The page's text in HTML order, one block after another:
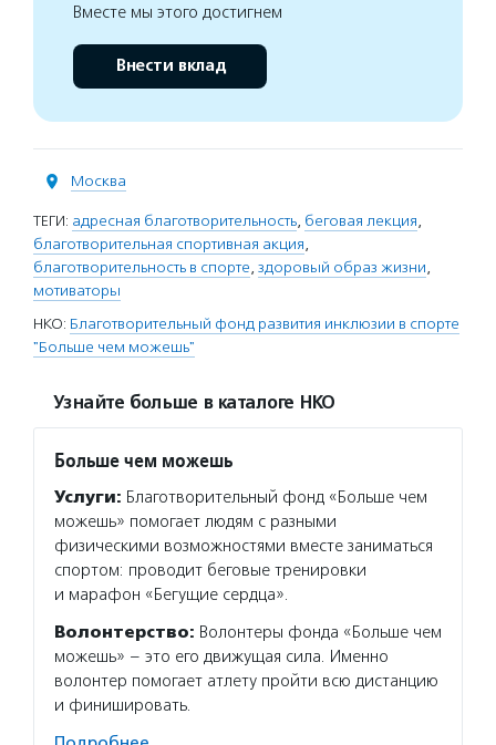
Вместе мы этого достигнем
Внести вклад
Москва
ТЕГИ: адресная благотворительность, беговая лекция,
благотворительная спортивная акция,
благотворительность в спорте, здоровый образ жизни,
мотиваторы
НКО: Благотворительный фонд развития инклюзии в спорте
"Больше чем можешь"
Узнайте больше в каталоге НКО
Больше чем можешь
Услуги: Благотворительный фонд «Больше чем
можешь» помогает людям с разными
физическими возможностями вместе заниматься
спортом: проводит беговые тренировки
и марафон «Бегущие сердца».
Волонтерство: Волонтеры фонда «Больше чем
можешь» – это его движущая сила. Именно
волонтер помогает атлету пройти всю дистанцию
и финишировать.